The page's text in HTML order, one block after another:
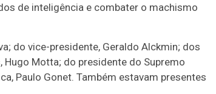
de inteligência e combater o machismo
do vice-presidente, Geraldo Alckmin; dos
Hugo Motta; do presidente do Supremo
Paulo Gonet. Também estavam presentes